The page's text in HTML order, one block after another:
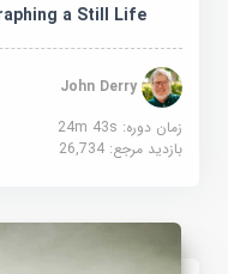
a Still Life
John Derry
زمان دوره: 24m 43s
بازدید مرجع:26,734